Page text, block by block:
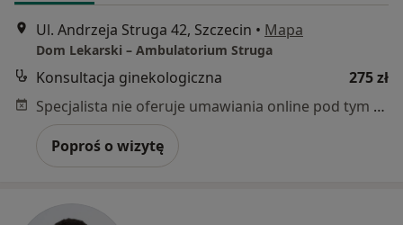
Ul. Andrzeja Struga 42, Szczecin • Mapa
Dom Lekarski – Ambulatorium Struga
Konsultacja ginekologiczna
275 zł
Specjalista nie oferuje umawiania online pod tym adresem.
Poproś o wizytę